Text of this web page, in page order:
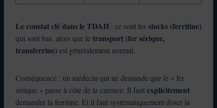
Le constat clé dans le TDAH : ce sont lesstocks (ferritine)
qui sont bas, alors que le transport (fer sérique,
transferrine)est généralement normal.
Conséquence : un médecin qui ne demande que le « fer
sérique » passe à côté de la carence. Il fautexplicitement
demander la ferritine. Et il faut systématiquement doser la